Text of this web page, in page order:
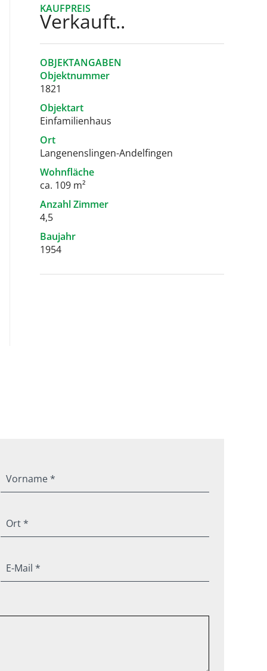
KAUFPREIS
Verkauft..
OBJEKTANGABEN
Objektnummer
1821
Objektart
Einfamilienhaus
Ort
Langenenslingen-Andelfingen
Wohnfläche
ca. 109 m²
Anzahl Zimmer
4,5
Baujahr
1954
Vorname *
Ort *
E-Mail *